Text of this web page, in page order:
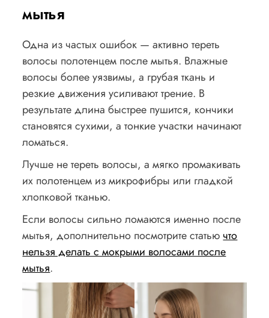
мытья
Одна из частых ошибок — активно тереть
волосы полотенцем после мытья. Влажные
волосы более уязвимы, а грубая ткань и
резкие движения усиливают трение. В
результате длина быстрее пушится, кончики
становятся сухими, а тонкие участки начинают
ломаться.
Лучше не тереть волосы, а мягко промакивать
их полотенцем из микрофибры или гладкой
хлопковой тканью.
Если волосы сильно ломаются именно после
мытья, дополнительно посмотрите статьючто
нельзя делать с мокрыми волосами после
мытья.